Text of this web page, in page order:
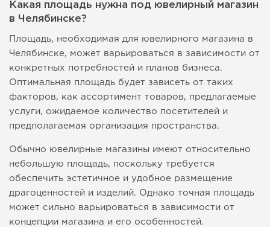
Какая площадь нужна под ювелирный магазин
в Челябинске?
Площадь, необходимая для ювелирного магазина в
Челябинске, может варьироваться в зависимости от
конкретных потребностей и планов бизнеса.
Оптимальная площадь будет зависеть от таких
факторов, как ассортимент товаров, предлагаемые
услуги, ожидаемое количество посетителей и
предполагаемая организация пространства.
Обычно ювелирные магазины имеют относительно
небольшую площадь, поскольку требуется
обеспечить эстетичное и удобное размещение
драгоценностей и изделий. Однако точная площадь
может сильно варьироваться в зависимости от
концепции магазина и его особенностей.